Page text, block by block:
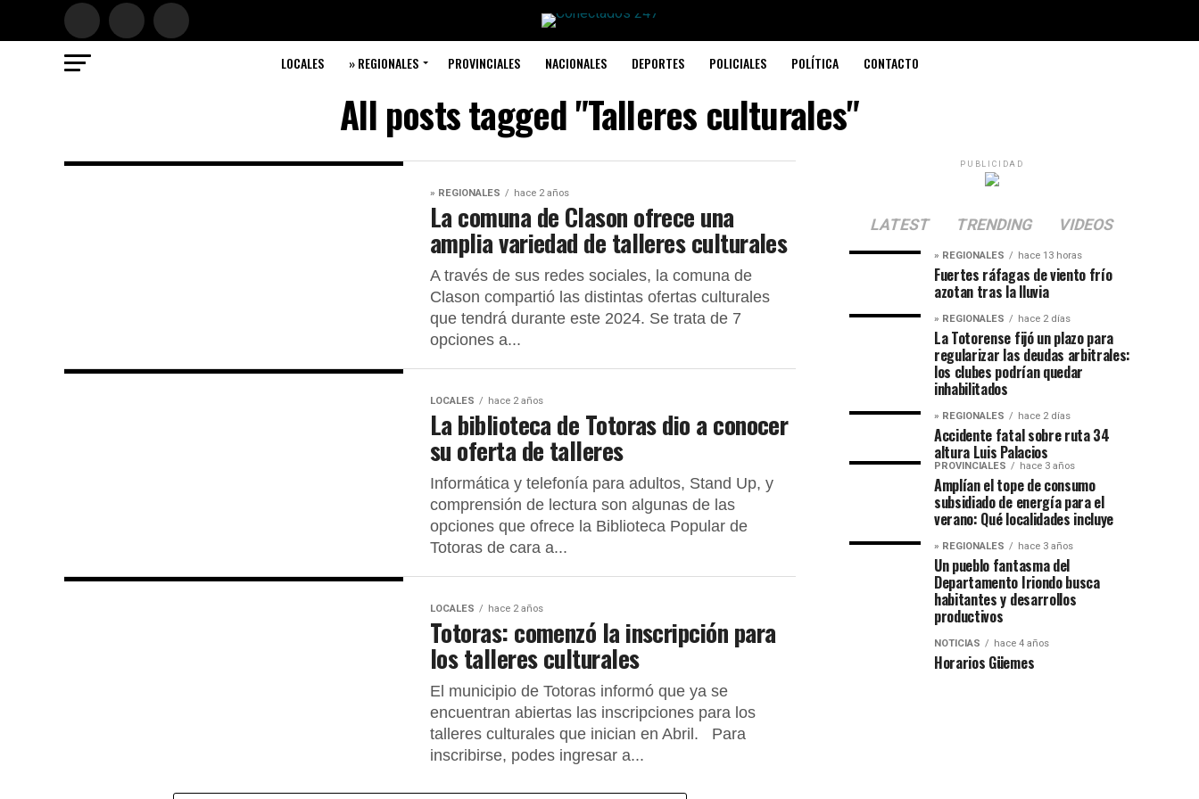
LOCALES » REGIONALES PROVINCIALES NACIONALES DEPORTES POLICIALES POLÍTICA CONTACTO
All posts tagged "Talleres culturales"
» REGIONALES hace 2 años
La comuna de Clason ofrece una
amplia variedad de talleres culturales
A través de sus redes sociales, la comuna de
Clason compartió las distintas ofertas culturales
que tendrá durante este 2024. Se trata de 7
opciones a...
LOCALES hace 2 años
La biblioteca de Totoras dio a conocer
su oferta de talleres
Informática y telefonía para adultos, Stand Up, y
comprensión de lectura son algunas de las
opciones que ofrece la Biblioteca Popular de
Totoras de cara a...
LOCALES hace 2 años
Totoras: comenzó la inscripción para
los talleres culturales
El municipio de Totoras informó que ya se
encuentran abiertas las inscripciones para los
talleres culturales que inician en Abril. Para
inscribirse, podes ingresar a...
PUBLICIDAD
LATEST TRENDING VIDEOS
» REGIONALES hace 13 horas
Fuertes ráfagas de viento frío
azotan tras la lluvia
» REGIONALES hace 2 días
La Totorense fijó un plazo para
regularizar las deudas arbitrales:
los clubes podrían quedar
inhabilitados
» REGIONALES hace 2 días
Accidente fatal sobre ruta 34
altura Luis Palacios
PROVINCIALES hace 3 años
Amplían el tope de consumo
subsidiado de energía para el
verano: Qué localidades incluye
» REGIONALES hace 3 años
Un pueblo fantasma del
Departamento Iriondo busca
habitantes y desarrollos
productivos
NOTICIAS hace 4 años
Horarios Güemes